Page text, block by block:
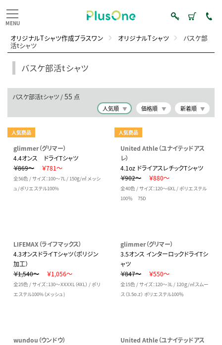
オリジナルTシャツ作成プラスワン オリジナルTシャツ バスケ部
活tシャツ
バスケ部活tシャツ
バスケ部活tシャツ /55 点
人気順 価格順 新着順
人気商品
glimmer（グリマー）
4.4オンス ドライTシャツ
￥869～
￥781～
全56色 / サイズ：100～7L / 150g/㎡ メッシ
ュ/ポリエステル100%
人気商品
United Athle（ユナイテッドアス
レ）
4.1oz ドライアスレチックTシャツ
￥902～
￥880～
全40色 / サイズ：120～6XL / ポリエステル
100％ 75D
LIFEMAX（ライフマックス）
4.3オンスドライＴシャツ（ポリジン
加工）
￥1,540～
￥1,056～
全25色 / サイズ：130～XXXXL（4XL） / ポリ
エステル100%（メッシュ)
glimmer（グリマー）
3.5オンス インターロックドライTシ
ャツ
￥847～
￥550～
全15色 / サイズ：120～3L / 120ｇ/㎡スムー
ス（3.5o.z） ポリエステル100％
wundou（ウンドウ）
United Athle（ユナイテッドアス